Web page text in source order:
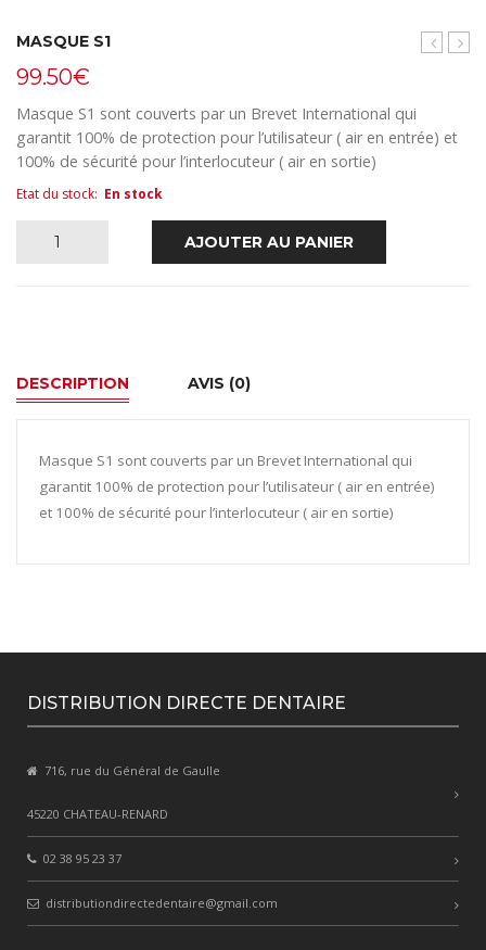
240
MASQUE S1
99.50€
Masque S1 sont couverts par un Brevet International qui
garantit 100% de protection pour l’utilisateur ( air en entrée) et
100% de sécurité pour l’interlocuteur ( air en sortie)
Etat du stock: En stock
quantité AJOUTER AU PANIER
DESCRIPTION AVIS (0)
Masque S1 sont couverts par un Brevet International qui
garantit 100% de protection pour l’utilisateur ( air en entrée)
et 100% de sécurité pour l’interlocuteur ( air en sortie)
DISTRIBUTION DIRECTE DENTAIRE
716, rue du Général de Gaulle
45220 CHATEAU-RENARD
02 38 95 23 37
distributiondirectedentaire@gmail.com